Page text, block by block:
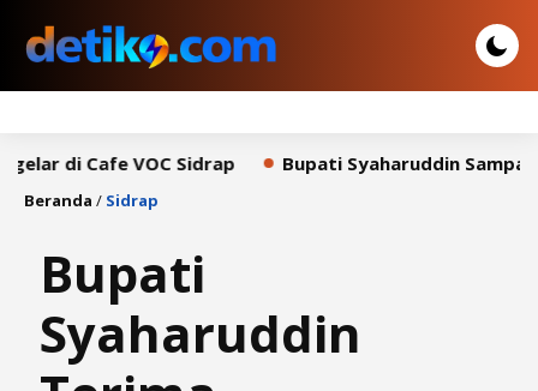
VOC Sidrap Bupati Syaharuddin Sampaikan Pidato
Beranda / Sidrap
Bupati
Syaharuddin